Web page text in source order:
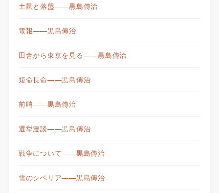
土鼠と落盤——黒島傳治
電報——黒島傳治
田舎から東京を見る——黒島傳治
短命長命——黒島傳治
前哨——黒島傳治
選挙漫談——黒島傳治
戦争について——黒島傳治
雪のシベリア——黒島傳治